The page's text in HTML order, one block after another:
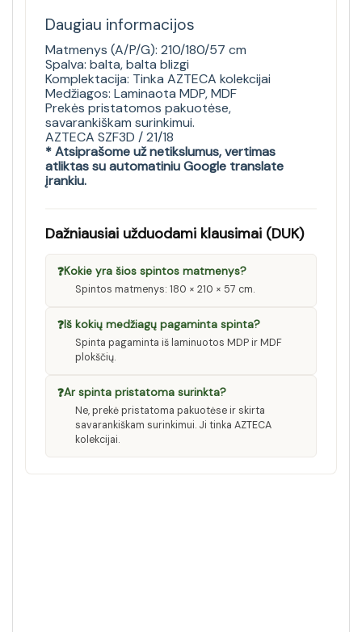
Daugiau informacijos
Matmenys (A/P/G): 210/180/57 cm
Spalva: balta, balta blizgi
Komplektacija: Tinka AZTECA kolekcijai
Medžiagos: Laminaota MDP, MDF
Prekės pristatomos pakuotėse,
savarankiškam surinkimui.
AZTECA SZF3D / 21/18
* Atsiprašome už netikslumus, vertimas
atliktas su automatiniu Google translate
įrankiu.
Dažniausiai užduodami klausimai (DUK)
❓Kokie yra šios spintos matmenys?
Spintos matmenys: 180 × 210 × 57 cm.
❓Iš kokių medžiagų pagaminta spinta?
Spinta pagaminta iš laminuotos MDP ir MDF
plokščių.
❓Ar spinta pristatoma surinkta?
Ne, prekė pristatoma pakuotėse ir skirta
savarankiškam surinkimui. Ji tinka AZTECA
kolekcijai.